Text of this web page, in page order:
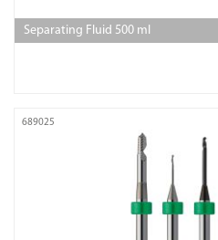
Separating Fluid 500 ml
689025